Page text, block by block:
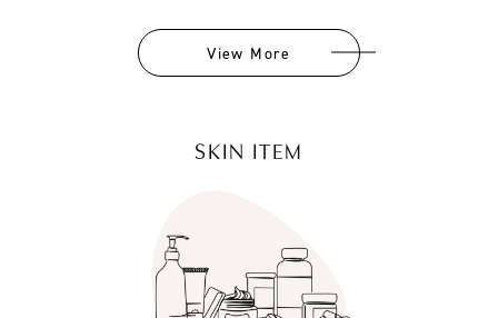
View More
SKIN ITEM